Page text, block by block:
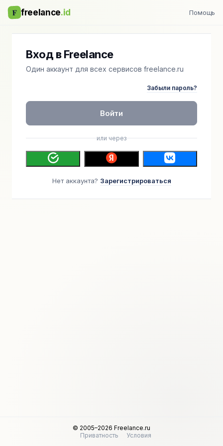
F freelance.id Помощь
Вход в Freelance
Один аккаунт для всех сервисов freelance.ru
Забыли пароль?
Войти
или через
Нет аккаунта? Зарегистрироваться
© 2005–2026 Freelance.ru
Приватность
Условия